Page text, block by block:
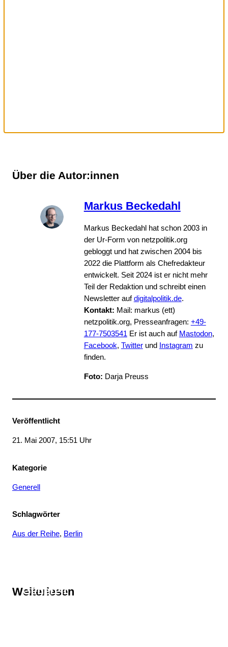
Über die Autor:innen
Markus Beckedahl
Markus Beckedahl hat schon 2003 in
der Ur-Form von netzpolitik.org
gebloggt und hat zwischen 2004 bis
2022 die Plattform als Chefredakteur
entwickelt. Seit 2024 ist er nicht mehr
Teil der Redaktion und schreibt einen
Newsletter aufdigitalpolitik.de.
Kontakt: Mail: markus (ett)
netzpolitik.org, Presseanfragen: +49-
177-7503541Er ist auch auf Mastodon,
Facebook, Twitterund Instagram zu
finden.
Foto: Darja Preuss
Veröffentlicht
21. Mai 2007, 15:51 Uhr
Kategorie
Generell
Schlagwörter
Aus der Reihe, Berlin
Weiterlesen
Generell